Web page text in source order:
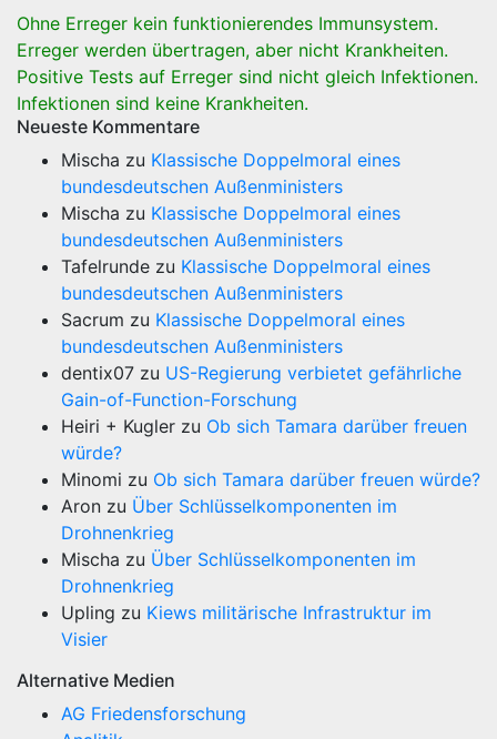
Ohne Erreger kein funktionierendes Immunsystem.
Erreger werden übertragen, aber nicht Krankheiten.
Positive Tests auf Erreger sind nicht gleich Infektionen.
Infektionen sind keine Krankheiten.
Neueste Kommentare
Mischa zu Klassische Doppelmoral eines
bundesdeutschen Außenministers
Mischa zu Klassische Doppelmoral eines
bundesdeutschen Außenministers
Tafelrunde zu Klassische Doppelmoral eines
bundesdeutschen Außenministers
Sacrum zu Klassische Doppelmoral eines
bundesdeutschen Außenministers
dentix07 zu US-Regierung verbietet gefährliche
Gain-of-Function-Forschung
Heiri + Kugler zu Ob sich Tamara darüber freuen
würde?
Minomi zu Ob sich Tamara darüber freuen würde?
Aron zu Über Schlüsselkomponenten im
Drohnenkrieg
Mischa zu Über Schlüsselkomponenten im
Drohnenkrieg
Upling zu Kiews militärische Infrastruktur im
Visier
Alternative Medien
AG Friedensforschung